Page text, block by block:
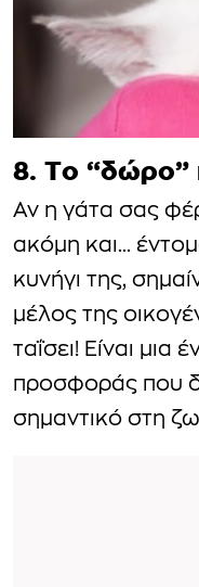
8. Το “δώρο”
Αν η γάτα σας
ακόμη και…
κυνήγι της,
μέλος της
ταΐσει! Είναι μια
προσφοράς που
σημαντικό στη